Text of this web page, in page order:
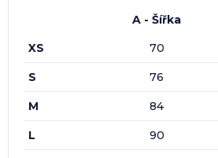
A - Šířka
XS
70
S 76
M 84
L 90